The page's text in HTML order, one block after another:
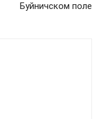
Буйничском поле